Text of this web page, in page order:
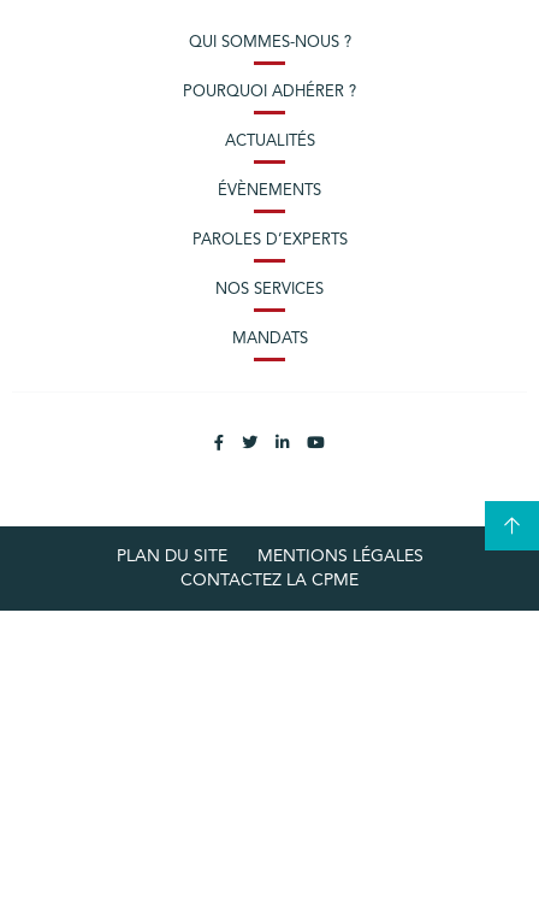
QUI SOMMES-NOUS ?
POURQUOI ADHÉRER ?
ACTUALITÉS
ÉVÈNEMENTS
PAROLES D’EXPERTS
NOS SERVICES
MANDATS
PLAN DU SITE
MENTIONS LÉGALES
CONTACTEZ LA CPME